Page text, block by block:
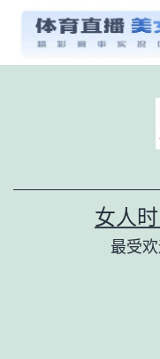
女人
最受